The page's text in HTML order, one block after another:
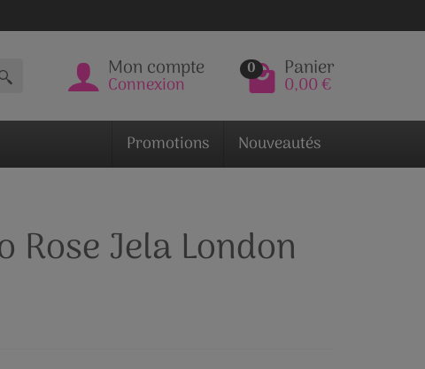
Mon compte
Connexion
0 Panier
0,00 €
Promotions Nouveautés
Rose Jela London